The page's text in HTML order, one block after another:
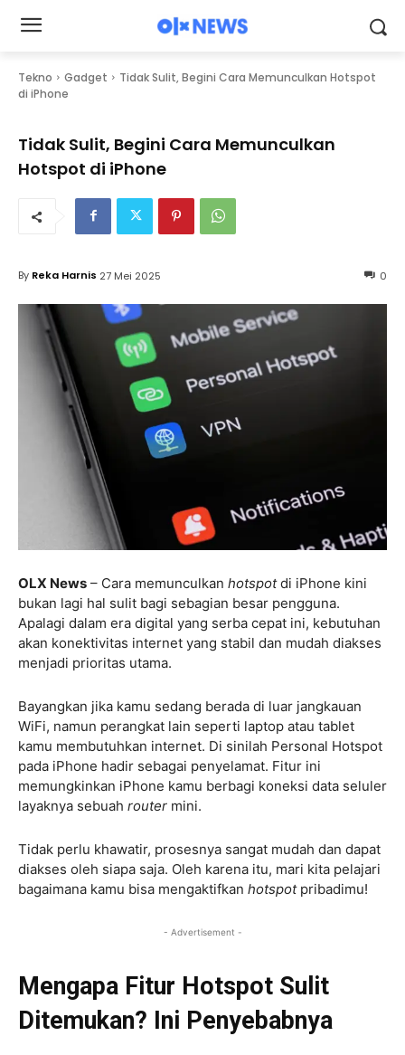
Tekno Gadget
Tidak Sulit, Begini Cara Memunculkan Hotspot
di iPhone
Tidak Sulit, Begini Cara Memunculkan
Hotspot di iPhone
0
By Reka Harnis 27 Mei 2025
OLX News – Cara memunculkan hotspotdi iPhone kini
bukan lagi hal sulit bagi sebagian besar pengguna.
Apalagi dalam era digital yang serba cepat ini, kebutuhan
akan konektivitas internet yang stabil dan mudah diakses
menjadi prioritas utama.
Bayangkan jika kamu sedang berada di luar jangkauan
WiFi, namun perangkat lain seperti laptop atau tablet
kamu membutuhkan internet. Di sinilah Personal Hotspot
pada iPhone hadir sebagai penyelamat. Fitur ini
memungkinkan iPhone kamu berbagi koneksi data seluler
layaknya sebuah router mini.
Tidak perlu khawatir, prosesnya sangat mudah dan dapat
diakses oleh siapa saja. Oleh karena itu, mari kita pelajari
bagaimana kamu bisa mengaktifkan hotspotpribadimu!
- Advertisement -
Mengapa Fitur Hotspot Sulit
Ditemukan? Ini Penyebabnya